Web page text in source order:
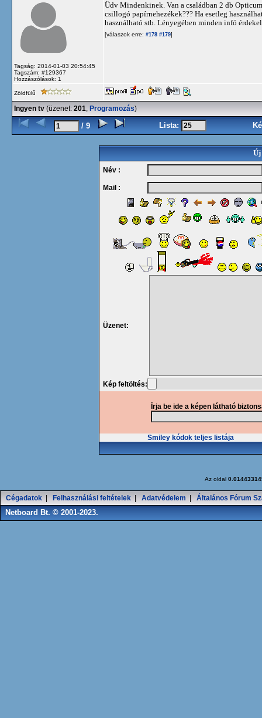
Tagság: 2014-01-03 20:54:45
Tagszám: #129367
Hozzászólások: 1
Üdv Mindenkinek. Van a családban 2 db
csillogó papírnehezékek??? Ha esetleg
használható stb. Lényegében minden infó érdekel
[válaszok erre: #178 #179]
Zöldfülű
Ingyen tv (üzenet: 201, Programozás)
/ 9 Lista:
Új
Név :
Mail :
Üzenet:
Kép feltöltés:
Írja be ide a képen látható
Smiley kódok teljes listája
Az oldal
Cégadatok Felhasználási feltételek Adatvédelem Általános Fórum
Netboard Bt. © 2001-2023.